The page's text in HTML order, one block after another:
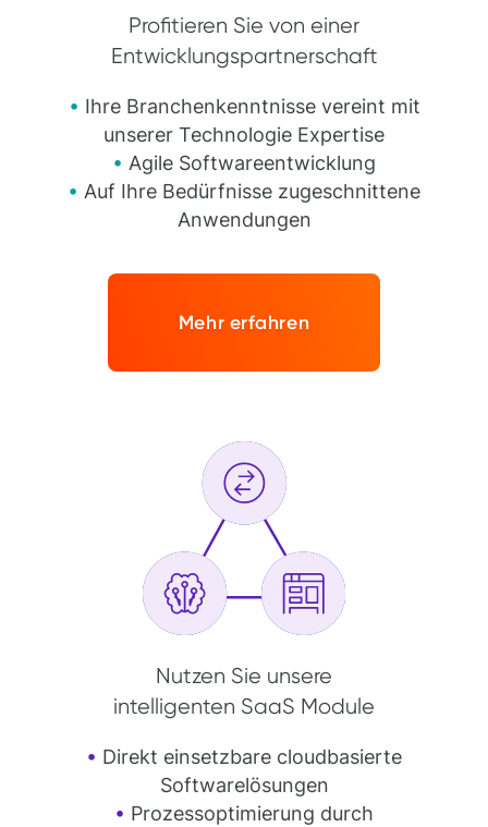
Profitieren Sie von einer
Entwicklungspartnerschaft
• Ihre Branchenkenntnisse vereint mit
unserer Technologie Expertise
• Agile Softwareentwicklung
• Auf Ihre Bedürfnisse zugeschnittene
Anwendungen
Mehr erfahren
Nutzen Sie unsere
intelligenten SaaS Module
• Direkt einsetzbare cloudbasierte
Softwarelösungen
• Prozessoptimierung durch